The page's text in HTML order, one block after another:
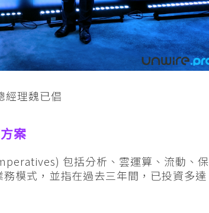
理魏已倡
案
包括分析、雲運算、流動、保
模式，並指在過去三年間，已投資多達